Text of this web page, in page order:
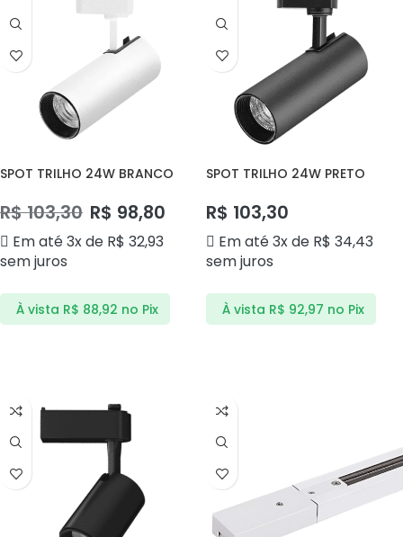
SPOT TRILHO 24W BRANCO
R$103,30 R$ 98,80
Em até 3x de R$ 32,93
sem juros
À vista R$ 88,92 no Pix
SPOT TRILHO 24W PRETO
R$ 103,30
Em até 3x de R$ 34,43
sem juros
À vista R$ 92,97 no Pix